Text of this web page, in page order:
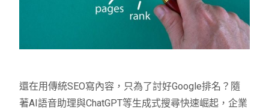
還在用傳統SEO寫內容，只為了討好Google排名？隨
著AI語音助理與ChatGPT等生成式搜尋快速崛起，企業